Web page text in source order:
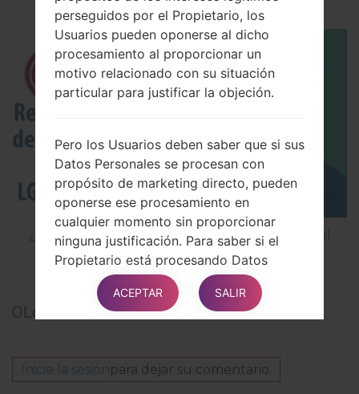
¿Cómo restablecer datos de fábrica a través del
menú en LG Nitro HD P930?
0Los comentarios
Inicie la sesiónpara dejar su comentario.
perseguidos por el Propietario, los
Usuarios pueden oponerse al dicho
procesamiento al proporcionar un
motivo relacionado con su situación
particular para justificar la objeción.
Pero los Usuarios deben saber que si sus
Datos Personales se procesan con
propósito de marketing directo, pueden
oponerse ese procesamiento en
cualquier momento sin proporcionar
ninguna justificación. Para saber si el
Propietario está procesando Datos
Personales con propósitos de marketing
directo, los Usuarios pueden consultar
las secciones relevantes de este
ACEPTAR SALIR